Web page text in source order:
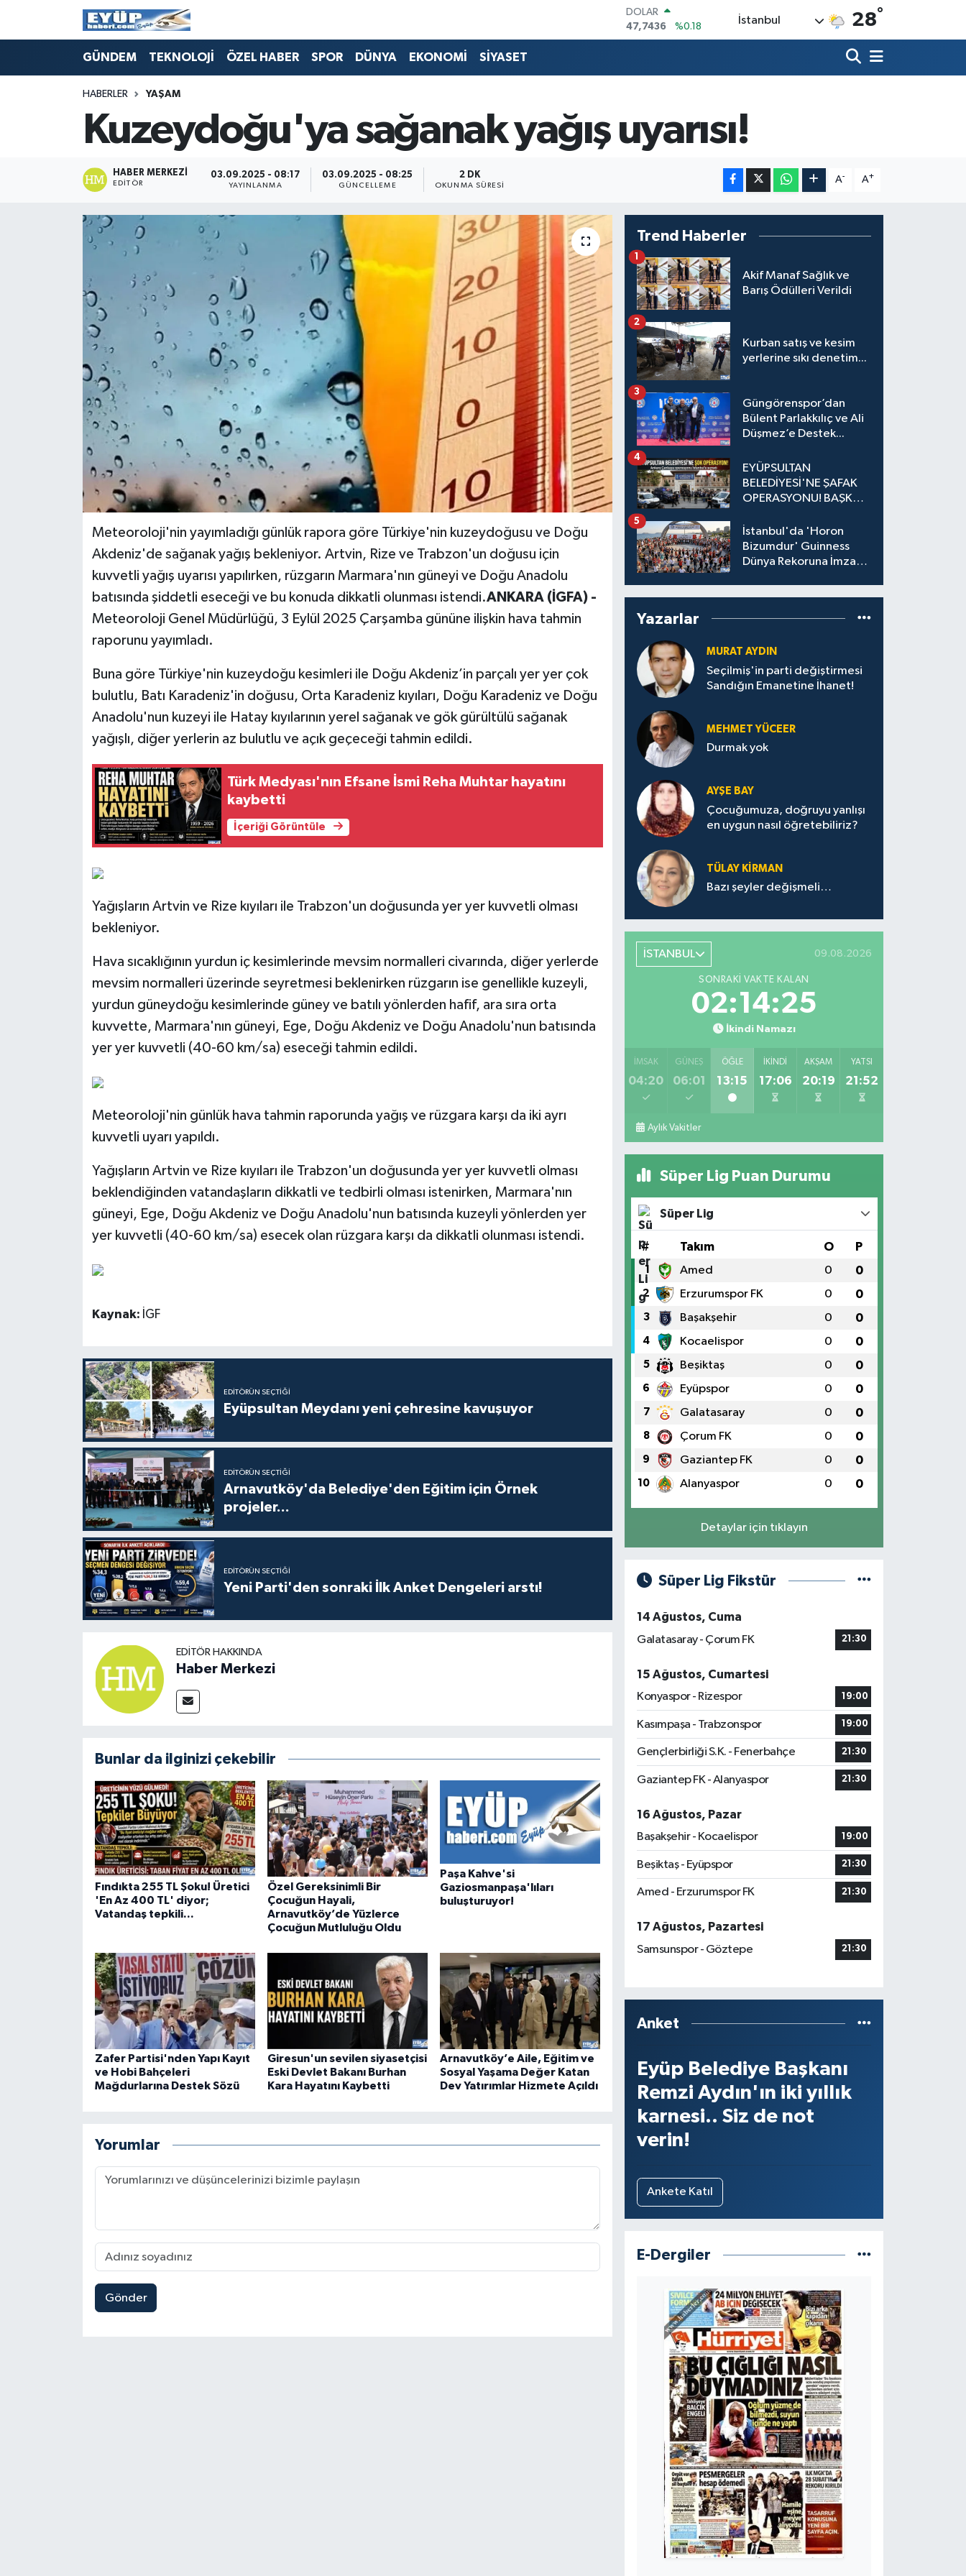
DOLAR
47,7436
%0.18
EURO
BİST100
13.779
%-14
İstanbul 28°
GÜNDEM TEKNOLOJİ ÖZEL HABER SPOR DÜNYA EKONOMİ SİYASET
HABERLER YAŞAM
Kuzeydoğu'ya sağanak yağış uyarısı!
HABER MERKEZI
EDITÖR
03.09.2025 - 08:17
YAYINLANMA
03.09.2025 - 08:25
GÜNCELLEME
2 DK
OKUNMA SÜRESI
A- A+
Meteoroloji'nin yayımladığı günlük rapora göre Türkiye'nin kuzeydoğusu ve Doğu
Akdeniz'de sağanak yağış bekleniyor. Artvin, Rize ve Trabzon'un doğusu için
kuvvetli yağış uyarısı yapılırken, rüzgarın Marmara'nın güneyi ve Doğu Anadolu
batısında şiddetli eseceği ve bu konuda dikkatli olunması istendi.ANKARA (İGFA) -
Meteoroloji Genel Müdürlüğü, 3 Eylül 2025 Çarşamba gününe ilişkin hava tahmin
raporunu yayımladı.
Buna göre Türkiye'nin kuzeydoğu kesimleri ile Doğu Akdeniz’in parçalı yer yer çok
bulutlu, Batı Karadeniz'in doğusu, Orta Karadeniz kıyıları, Doğu Karadeniz ve Doğu
Anadolu'nun kuzeyi ile Hatay kıyılarının yerel sağanak ve gök gürültülü sağanak
yağışlı, diğer yerlerin az bulutlu ve açık geçeceği tahmin edildi.
Türk Medyası'nın Efsane İsmi Reha Muhtar hayatını
kaybetti
İçeriği Görüntüle
Yağışların Artvin ve Rize kıyıları ile Trabzon'un doğusunda yer yer kuvvetli olması
bekleniyor.
Hava sıcaklığının yurdun iç kesimlerinde mevsim normalleri civarında, diğer yerlerde
mevsim normalleri üzerinde seyretmesi beklenirken rüzgarın ise genellikle kuzeyli,
yurdun güneydoğu kesimlerinde güney ve batılı yönlerden hafif, ara sıra orta
kuvvette, Marmara'nın güneyi, Ege, Doğu Akdeniz ve Doğu Anadolu'nun batısında
yer yer kuvvetli (40-60 km/sa) eseceği tahmin edildi.
Meteoroloji'nin günlük hava tahmin raporunda yağış ve rüzgara karşı da iki ayrı
kuvvetli uyarı yapıldı.
Yağışların Artvin ve Rize kıyıları ile Trabzon'un doğusunda yer yer kuvvetli olması
beklendiğinden vatandaşların dikkatli ve tedbirli olması istenirken, Marmara'nın
güneyi, Ege, Doğu Akdeniz ve Doğu Anadolu'nun batısında kuzeyli yönlerden yer
yer kuvvetli (40-60 km/sa) esecek olan rüzgara karşı da dikkatli olunması istendi.
Kaynak: İGF
EDITÖRÜN SEÇTIĞI
Eyüpsultan Meydanı yeni çehresine kavuşuyor
EDITÖRÜN SEÇTIĞI
Arnavutköy'da Belediye'den Eğitim için Örnek
projeler...
EDITÖRÜN SEÇTIĞI
Yeni Parti'den sonraki İlk Anket Dengeleri arstı!
EDITÖR HAKKINDA
Haber Merkezi
Bunlar da ilginizi çekebilir
Fındıkta 255 TL Şoku! Üretici
'En Az 400 TL' diyor;
Vatandaş tepkili...
Özel Gereksinimli Bir
Çocuğun Hayali,
Arnavutköy’de Yüzlerce
Çocuğun Mutluluğu Oldu
Paşa Kahve'si
Gaziosmanpaşa'lıları
buluşturuyor!
Zafer Partisi'nden Yapı Kayıt
ve Hobi Bahçeleri
Mağdurlarına Destek Sözü
Giresun'un sevilen siyasetçisi
Eski Devlet Bakanı Burhan
Kara Hayatını Kaybetti
Arnavutköy’e Aile, Eğitim ve
Sosyal Yaşama Değer Katan
Dev Yatırımlar Hizmete Açıldı
Yorumlar
Gönder
Trend Haberler
Akif Manaf Sağlık ve
Barış Ödülleri Verildi
1
Kurban satış ve kesim
yerlerine sıkı denetim...
2
Güngörenspor’dan
Bülent Parlakkılıç ve Ali
Düşmez’e Destek...
3
EYÜPSULTAN
BELEDİYESİ'NE ŞAFAK
OPERASYONU! BAŞKAN
KALEM MÜDÜRÜ
GÖZALTINDA
4
İstanbul'da 'Horon
Bizumdur' Guinness
Dünya Rekoruna İmza
5
Yazarlar
MURAT AYDIN
Seçilmiş'in parti değiştirmesi
Sandığın Emanetine İhanet!
MEHMET YÜCEER
Durmak yok
AYŞE BAY
Çocuğumuza, doğruyu yanlışı
en uygun nasıl öğretebiliriz?
TÜLAY KİRMAN
Bazı şeyler değişmeli…
İSTANBUL 09.08.2026
SONRAKI VAKTE KALAN
02:14:25
İkindi Namazı
İMSAK
04:20
GÜNEŞ
06:01
ÖĞLE
13:15
İKINDI
17:06
AKŞAM
20:19
YATSI
21:52
Aylık Vakitler
Süper Lig Puan Durumu
Süper Lig
# Takım O P
1 Amed 0 0
2 Erzurumspor FK 0 0
3 Başakşehir 0 0
4 Kocaelispor 0 0
5 Beşiktaş 0 0
6 Eyüpspor 0 0
7 Galatasaray 0 0
8 Çorum FK 0 0
9 Gaziantep FK 0 0
10 Alanyaspor 0 0
Detaylar için tıklayın
Süper Lig Fikstür
14 Ağustos, Cuma
Galatasaray - Çorum FK
21:30
15 Ağustos, Cumartesi
Konyaspor - Rizespor
19:00
Kasımpaşa - Trabzonspor 19:00
Gençlerbirliği S.K. - Fenerbahçe 21:30
Gaziantep FK - Alanyaspor 21:30
16 Ağustos, Pazar
Başakşehir - Kocaelispor
19:00
Beşiktaş - Eyüpspor 21:30
Amed - Erzurumspor FK 21:30
17 Ağustos, Pazartesi
Samsunspor - Göztepe
21:30
Anket
Eyüp Belediye Başkanı
Remzi Aydın'ın iki yıllık
karnesi.. Siz de not
verin!
Ankete Katıl
E-Dergiler